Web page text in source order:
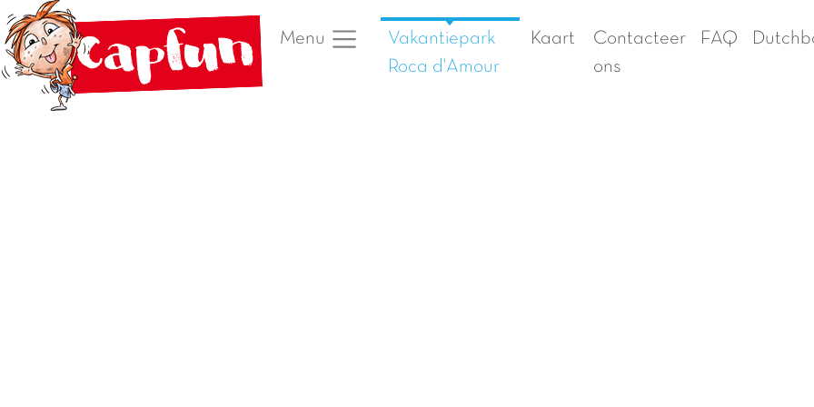
Menu
Vakantiepark
Roca d'Amour
Kaart
Contacteer
ons
FAQ